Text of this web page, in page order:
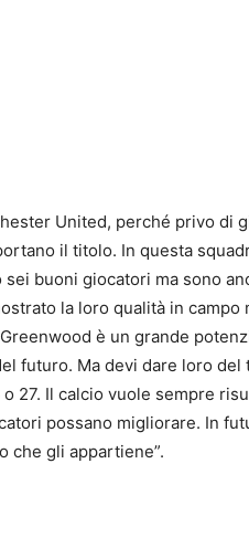
United, perché privo di
il titolo. In questa
buoni giocatori ma sono
la loro qualità in
è un grande
futuro. Ma devi dare loro del
27. Il calcio vuole sempre
possano migliorare. In
che gli appartiene”.